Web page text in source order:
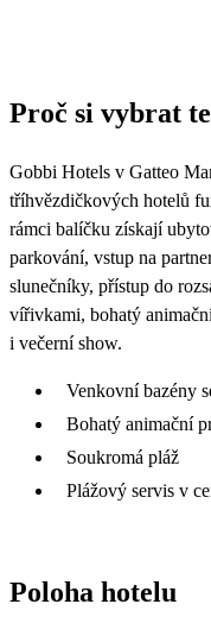
Proč si vybrat
Gobbi Hotels v Gatteo
tříhvězdičkových hotelů
rámci balíčku získají
parkování, vstup na
slunečníky, přístup do
vířivkami, bohatý
i večerní show.
Venkovní bazény
Bohatý animační
Soukromá pláž
Plážový servis v
Poloha hotelu